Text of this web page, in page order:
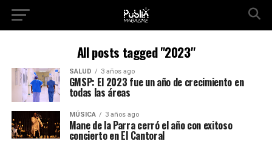
All posts tagged "2023"
SALUD 3 años ago
GMSP: El 2023 fue un año de crecimiento en
todas las áreas
MÚSICA 3 años ago
Mane de la Parra cerró el año con exitoso
concierto en El Cantoral